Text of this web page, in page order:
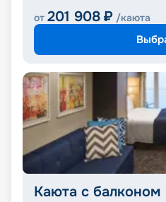
от 201 908 ₽ /каюта
Каюта с балконом